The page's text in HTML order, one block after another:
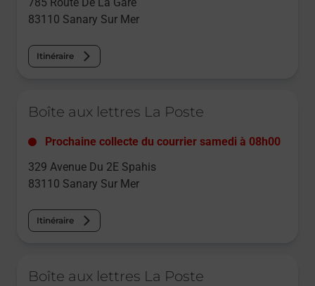
785 Route De La Gare
83110 Sanary Sur Mer
Itinéraire
Boîte aux lettres La Poste
Prochaine collecte du courrier samedi à 08h00
329 Avenue Du 2E Spahis
83110 Sanary Sur Mer
Itinéraire
Boîte aux lettres La Poste